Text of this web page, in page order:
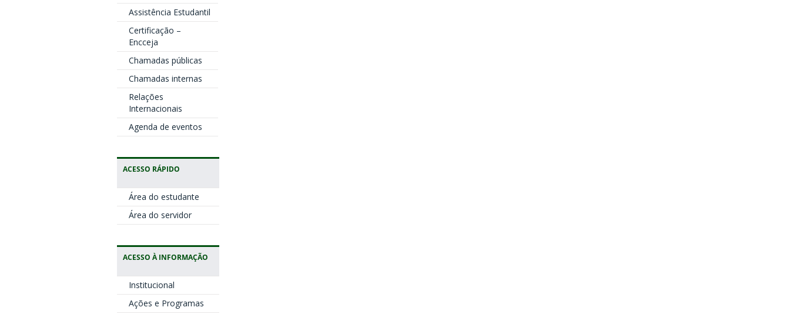
Assistência Estudantil
Certificação –
Encceja
Chamadas públicas
Chamadas internas
Relações
Internacionais
Agenda de eventos
ACESSO RÁPIDO
Área do estudante
Área do servidor
ACESSO À INFORMAÇÃO
Institucional
Ações e Programas